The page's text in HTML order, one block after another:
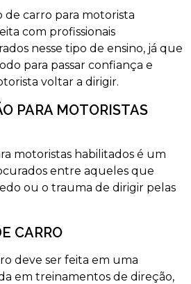
de carro para motorista
com profissionais
nesse tipo de ensino, já que
para passar confiança e
voltar a dirigir.
PARA MOTORISTAS
motoristas habilitados é um
entre aqueles que
ou o trauma de dirigir pelas
CARRO
deve ser feita em uma
em treinamentos de direção,